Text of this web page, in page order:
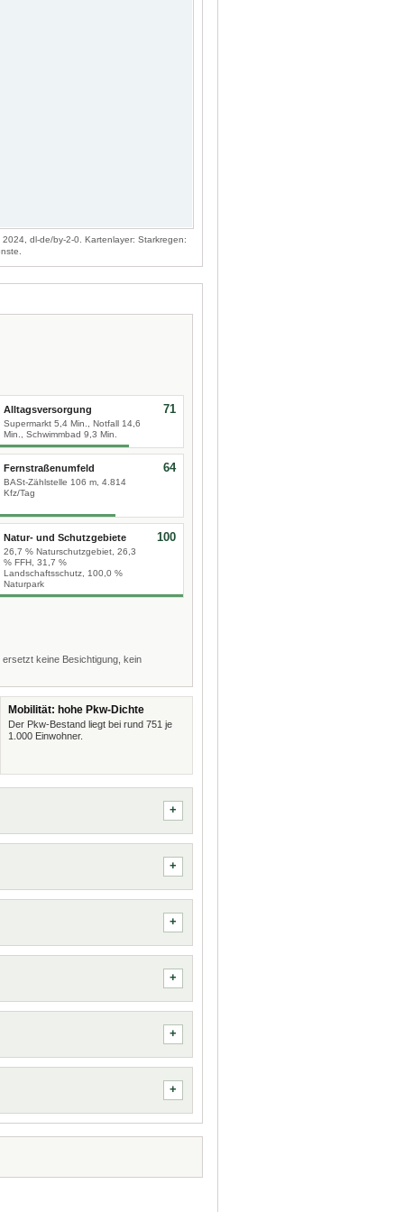
dl-de/by-2-0. Kartenlayer: Starkregen:
Alltagsversorgung
Supermarkt 5,4 Min., Notfall 14,6
Min., Schwimmbad 9,3 Min.
71
Fernstraßenumfeld
BASt-Zählstelle 106 m, 4.814
Kfz/Tag
64
Natur- und Schutzgebiete
26,7 % Naturschutzgebiet, 26,3
% FFH, 31,7 %
Landschaftsschutz, 100,0 %
Naturpark
100
ersetzt keine Besichtigung, kein
Mobilität: hohe Pkw-Dichte
Der Pkw-Bestand liegt bei rund 751 je
1.000 Einwohner.